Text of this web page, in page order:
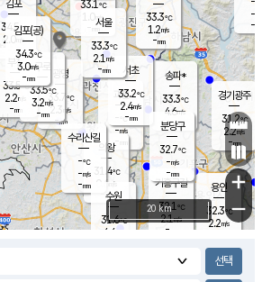
과천
- ℃
-m/s
- mm
용인
32.3℃
2.2m/s
경기광주
31.2℃
2.2m/s
-mm
-m/
-
의왕
31.4℃
0.6m/s
mm
김포
34.5℃
2.0 m/s
mm
광명
33.7 ℃
2.3 m/s
-mm
부천
33.5℃
2.2m/s
-mm
구로
33.5℃
3.2m/s
-mm
33.1℃
1.0 m/s
- mm
33.3℃
1.2m/s
-mm
송파*
33.3℃
4.6m/s
-mm
서초
33.2℃
2.4m/s
-mm
기흥구갈
32.1℃
2.1m/s
-
수리산길
-℃
-m/s
-mm
분당구
32.7℃
-m/s
-mm
김포(공)
34.3℃
3.0m/s
-mm
수원
31.6℃
4.4 m/s
서울
33.3℃
2.1 m/s
-mm
+
−
20 km